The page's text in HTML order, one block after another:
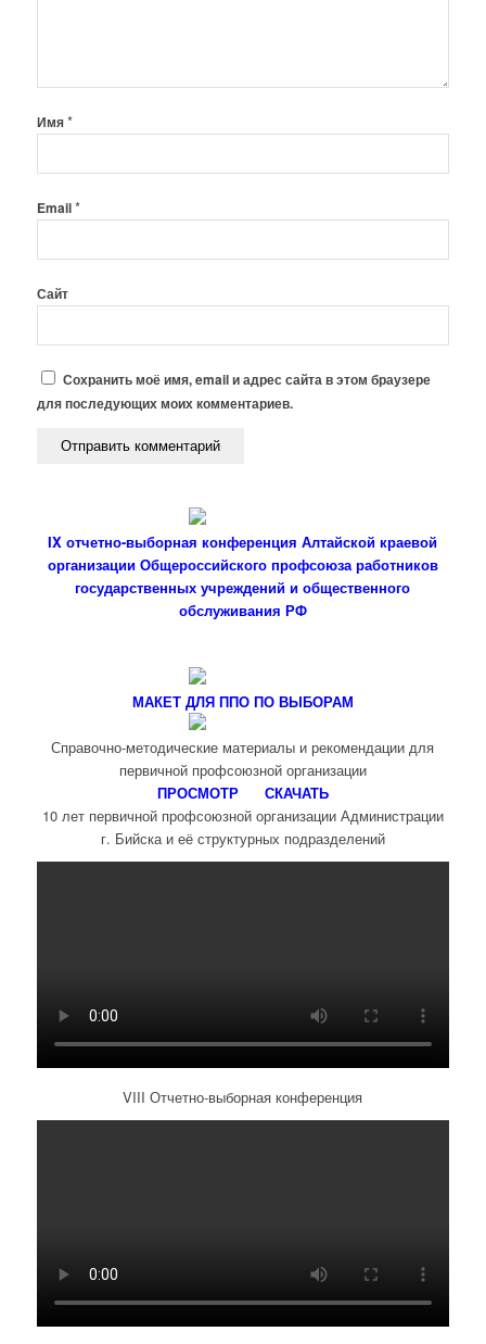
Имя*
Email*
Сайт
Сохранить моё имя, email и адрес сайта в этом браузере
для последующих моих комментариев.
IX отчетно-выборная конференция Алтайской краевой
организации Общероссийского профсоюза работников
государственных учреждений и общественного
обслуживания РФ
МАКЕТ ДЛЯ ППО ПО ВЫБОРАМ
Справочно-методические материалы и рекомендации для
первичной профсоюзной организации
ПРОСМОТР
СКАЧАТЬ
10 лет первичной профсоюзной организации Администрации
г. Бийска и её структурных подразделений
VIII Отчетно-выборная конференция